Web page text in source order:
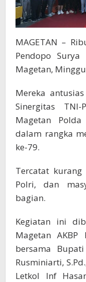
MAGETAN –
Pendopo
Magetan,
Mereka
Sinergitas
Magetan
dalam rangka
ke-79.
Tercatat
Polri, dan
bagian.
Kegiatan ini
Magetan AKBP
bersama
Rusminiarti,
Letkol Inf